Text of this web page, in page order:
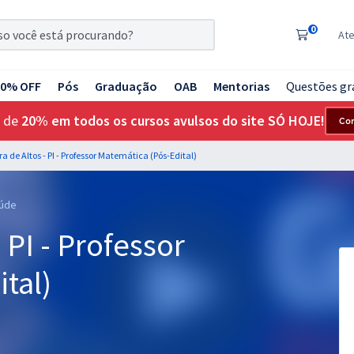
0
OFF Pós Graduação OAB Mentorias Questões
de 20% em todos os cursos avulsos do site SÓ HOJE!
de Altos - PI - Professor Matemática (Pós-Edital)
- Professor